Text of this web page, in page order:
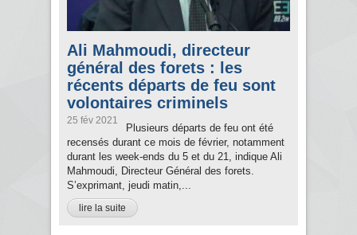
Ali Mahmoudi, directeur
général des forets : les
récents départs de feu sont
volontaires criminels
25 fév 2021
Plusieurs départs de feu ont été
recensés durant ce mois de février, notamment
durant les week-ends du 5 et du 21, indique Ali
Mahmoudi, Directeur Général des forets.
S’exprimant, jeudi matin,...
lire la suite